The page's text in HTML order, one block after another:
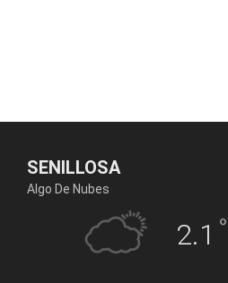
SENILLOSA
Algo De Nubes
2.1 °